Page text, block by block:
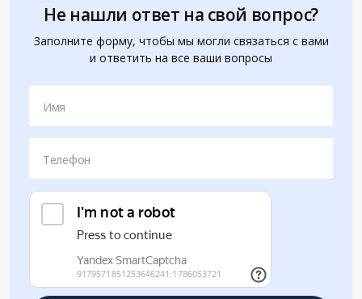
Не нашли ответ на свой вопрос?
Заполните форму, чтобы мы могли связаться с вами
и ответить на все ваши вопросы
Имя
Телефон